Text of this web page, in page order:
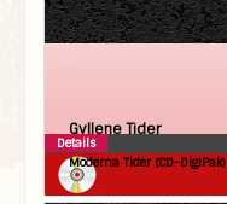
Gyllene Tider
Moderna Tider (CD-DigiPak)
Details